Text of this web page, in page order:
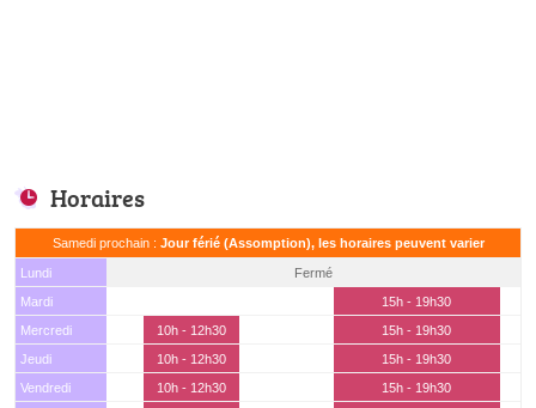
Horaires
Samedi prochain : Jour férié (Assomption), les horaires peuvent varier
Lundi
Fermé
Mardi
15h - 19h30
Mercredi
10h - 12h30
15h - 19h30
Jeudi
10h - 12h30
15h - 19h30
Vendredi
10h - 12h30
15h - 19h30